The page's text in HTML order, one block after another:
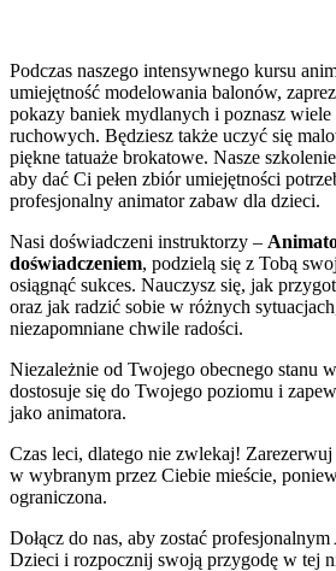
Podczas naszego intensywnego kursu
umiejętność modelowania balonów,
pokazy baniek mydlanych i poznasz
ruchowych. Będziesz także uczyć się
piękne tatuaże brokatowe. Nasze
aby dać Ci pełen zbiór umiejętności
profesjonalny animator zabaw dla dzieci.
Nasi doświadczeni instruktorzy –
doświadczeniem, podzielą się z Tobą
osiągnąć sukces. Nauczysz się, jak
oraz jak radzić sobie w różnych
niezapomniane chwile radości.
Niezależnie od Twojego obecnego stanu
dostosuje się do Twojego poziomu i
jako animatora.
Czas leci, dlatego nie zwlekaj!
w wybranym przez Ciebie mieście,
ograniczona.
Dołącz do nas, aby zostać
Dzieci i rozpocznij swoją przygodę w tej